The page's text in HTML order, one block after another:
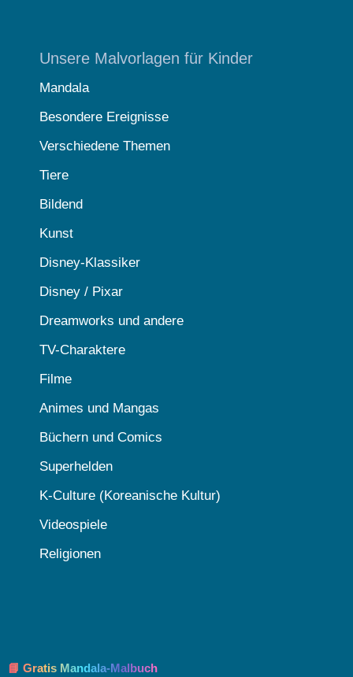
Unsere Malvorlagen für Kinder
Mandala
Besondere Ereignisse
Verschiedene Themen
Tiere
Bildend
Kunst
Disney-Klassiker
Disney / Pixar
Dreamworks und andere
TV-Charaktere
Filme
Animes und Mangas
Büchern und Comics
Superhelden
K-Culture (Koreanische Kultur)
Videospiele
Religionen
📘 Gratis Mandala-Malbuch